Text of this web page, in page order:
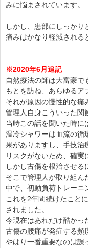
みに悩まされています。
しかし、患部にしっか
痛みはかなり軽減される
※2020年6月追記
自然療法の師は大富豪
もとを訪ね、あらゆるア
それが原因の慢性的な痛
管理人自身こういった関
当時この話を聞いた時に
温冷シャワーは血流の循
果がありますし、手技治
リスクがないため、確実
しかし古傷を根治させる
そこで管理人が取り組ん
中で、初動負荷トレーニ
これを2年間続けたこと
されました。
今現在はあれだけ酷かっ
古傷の腰痛が発症する頻
やはり一番重要なのは誤